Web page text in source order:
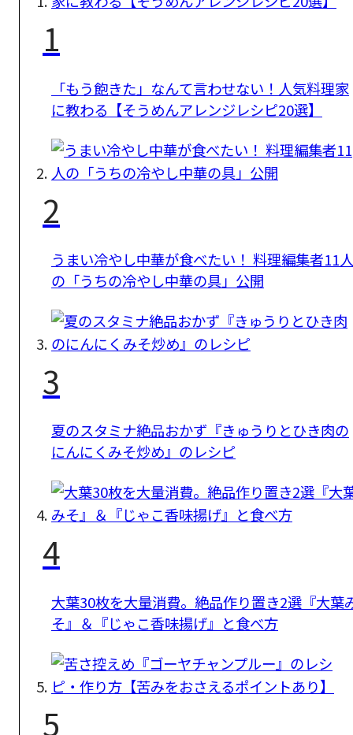
1
「もう飽きた」なんて言わせない！人気料理家
に教わる【そうめんアレンジレシピ20選】
2
うまい冷やし中華が食べたい！ 料理編集者11人
の「うちの冷やし中華の具」公開
3
夏のスタミナ絶品おかず『きゅうりとひき肉の
にんにくみそ炒め』のレシピ
4
大葉30枚を大量消費。絶品作り置き2選『大葉
そ』＆『じゃこ香味揚げ』と食べ方
5